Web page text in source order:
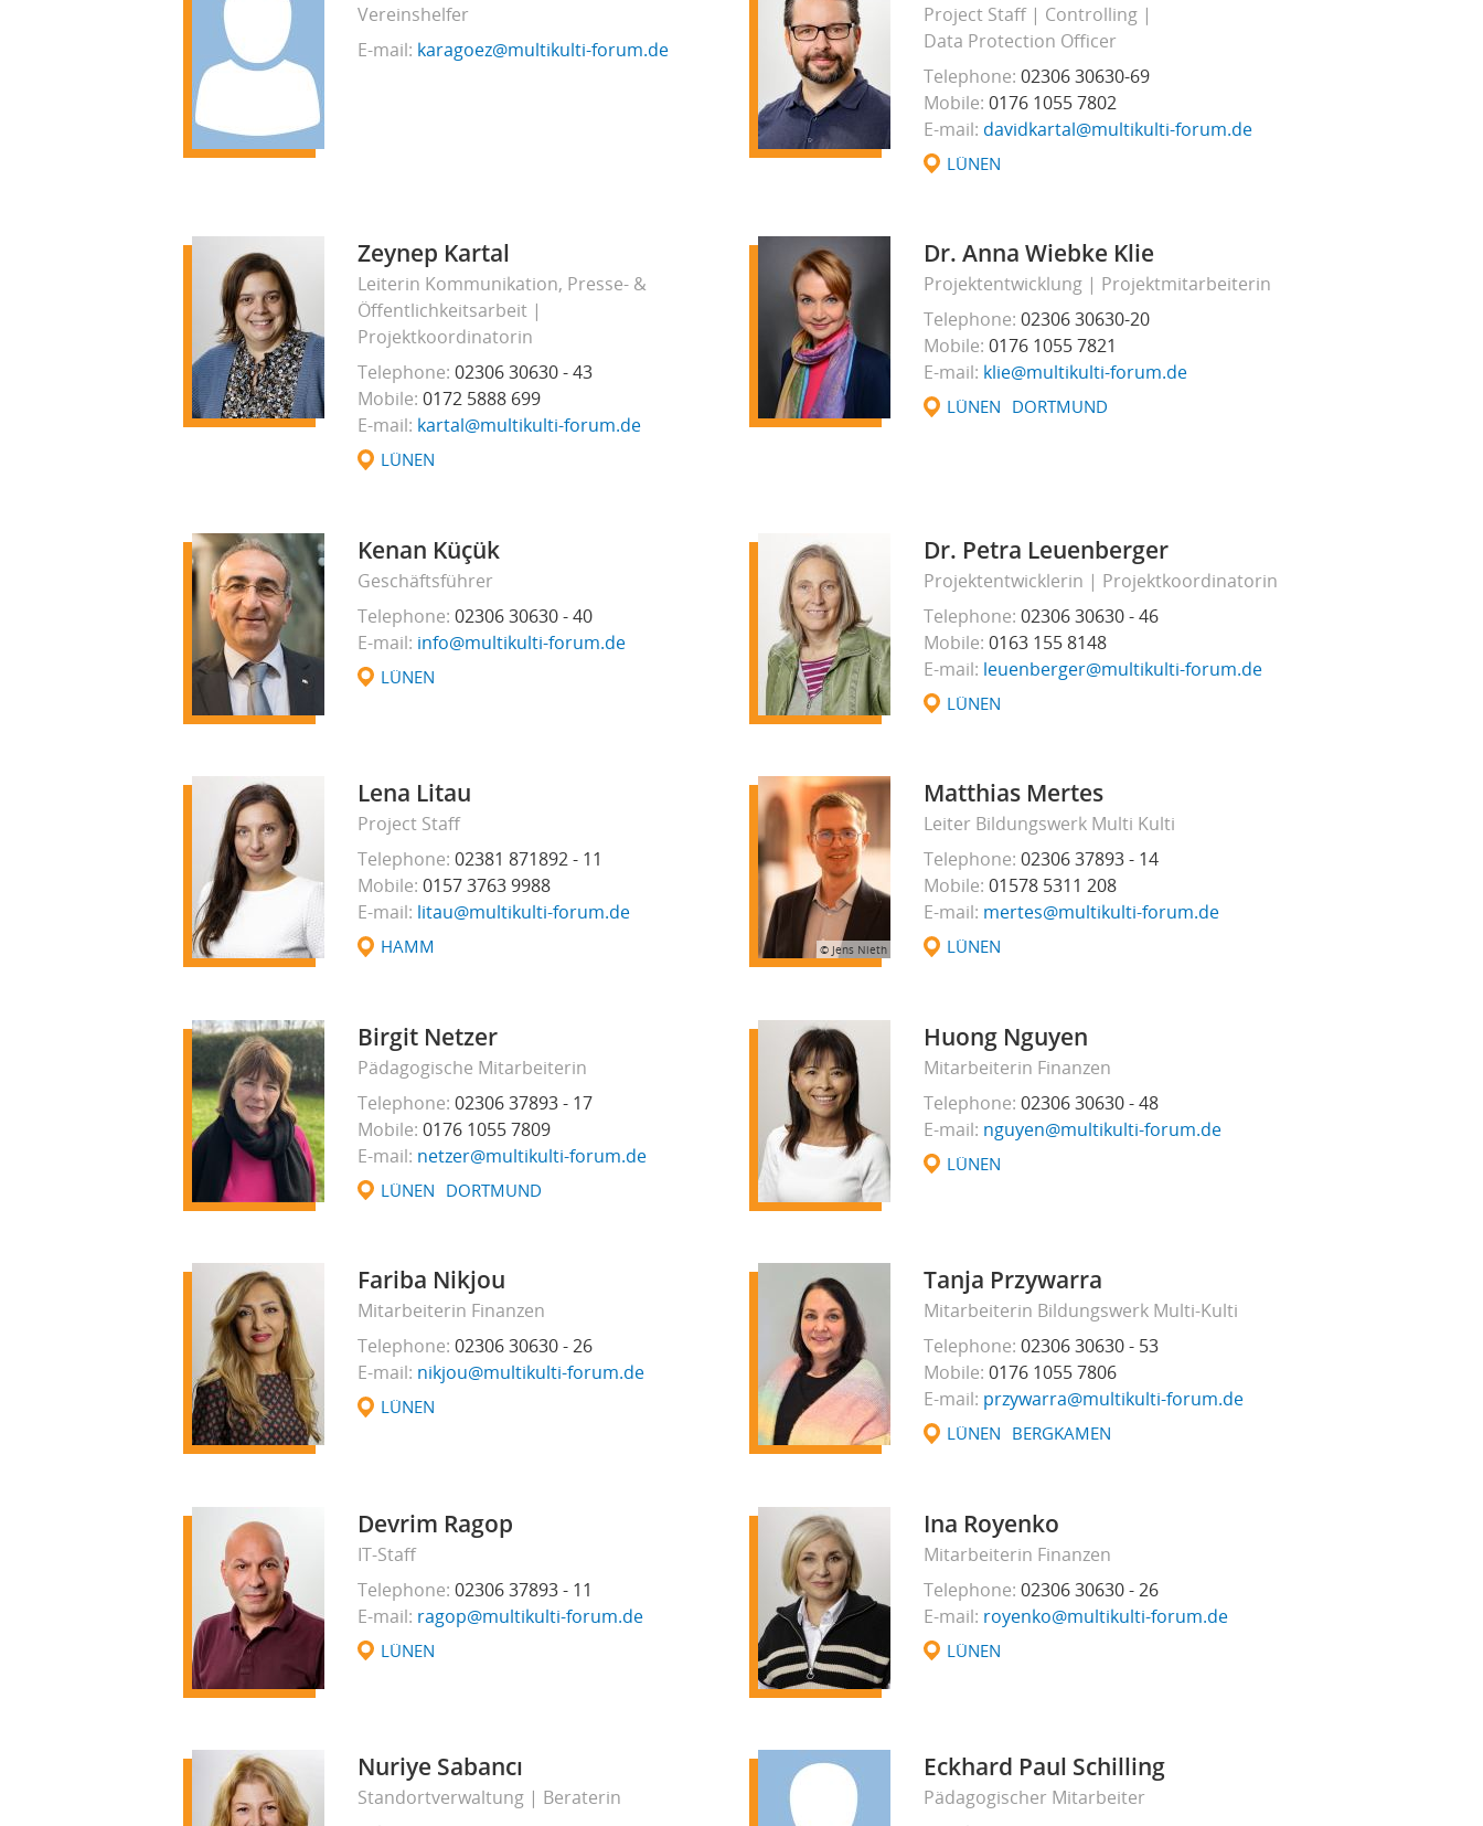
Vereinshelfer
E-mail karagoez@multikulti-forum.de
Project Staff
Controlling
Data Protection Officer
Telephone 02306 30630-69
Mobile 0176 1055 7802
E-mail davidkartal@multikulti-forum.de
LÜNEN
Zeynep Kartal
Leiterin Kommunikation, Presse- &
Öffentlichkeitsarbeit
Projektkoordinatorin
Telephone 02306 30630 - 43
Mobile 0172 5888 699
E-mail kartal@multikulti-forum.de
LÜNEN
Dr. Anna Wiebke Klie
Projektentwicklung
Projektmitarbeiterin
Telephone 02306 30630-20
Mobile 0176 1055 7821
E-mail klie@multikulti-forum.de
LÜNEN DORTMUND
Kenan Küçük
Geschäftsführer
Telephone 02306 30630 - 40
E-mail info@multikulti-forum.de
LÜNEN
Dr. Petra Leuenberger
Projektentwicklerin
Projektkoordinatorin
Telephone 02306 30630 - 46
Mobile 0163 155 8148
E-mail leuenberger@multikulti-forum.de
LÜNEN
Lena Litau
Project Staff
Telephone 02381 871892 - 11
Mobile 0157 3763 9988
E-mail litau@multikulti-forum.de
HAMM © Jens Nieth
Matthias Mertes
Leiter Bildungswerk Multi Kulti
Telephone 02306 37893 - 14
Mobile 01578 5311 208
E-mail mertes@multikulti-forum.de
LÜNEN
Birgit Netzer
Pädagogische Mitarbeiterin
Telephone 02306 37893 - 17
Mobile 0176 1055 7809
E-mail netzer@multikulti-forum.de
LÜNEN DORTMUND
Huong Nguyen
Mitarbeiterin Finanzen
Telephone 02306 30630 - 48
E-mail nguyen@multikulti-forum.de
LÜNEN
Fariba Nikjou
Mitarbeiterin Finanzen
Telephone 02306 30630 - 26
E-mail nikjou@multikulti-forum.de
LÜNEN
Tanja Przywarra
Mitarbeiterin Bildungswerk Multi-Kulti
Telephone 02306 30630 - 53
Mobile 0176 1055 7806
E-mail przywarra@multikulti-forum.de
LÜNEN BERGKAMEN
Devrim Ragop
IT-Staff
Telephone 02306 37893 - 11
E-mail ragop@multikulti-forum.de
LÜNEN
Ina Royenko
Mitarbeiterin Finanzen
Telephone 02306 30630 - 26
E-mail royenko@multikulti-forum.de
LÜNEN
Nuriye Sabancı
Standortverwaltung
Beraterin
Eckhard Paul Schilling
Pädagogischer Mitarbeiter